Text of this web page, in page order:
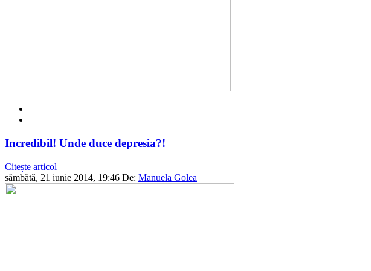
Incredibil! Unde duce depresia?!
Citește articol
sâmbătă, 21 iunie 2014, 19:46 De: Manuela Golea